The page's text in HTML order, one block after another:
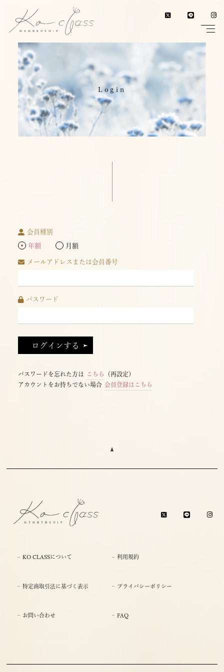
Login
会員種別
年額 月額
メールアドレスまたは会員番号
パスワード
パスワードを忘れた方は こちら
（再設定）
アカウントをお持ちでない場合 会員登録はこちら
KO CLASSについて 利用規約
特定商取引法に基づく表示 プライバシーポリシー
お問い合わせ FAQ